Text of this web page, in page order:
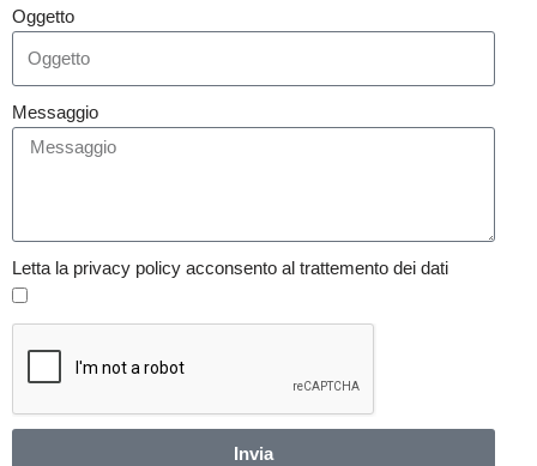
Oggetto
Messaggio
Letta la privacy policy acconsento al trattemento dei dati
Invia